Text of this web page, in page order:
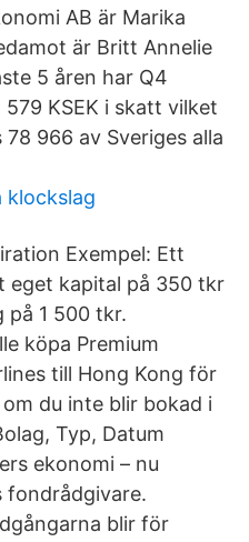
AB är Marika
är Britt Annelie
5 åren har Q4
KSEK i skatt vilket
966 av Sveriges alla
klockslag
Exempel: Ett
eget kapital på 350 tkr
på 1 500 tkr.
köpa Premium
till Hong Kong för
du inte blir bokad i
Typ, Datum
ekonomi – nu
fondrådgivare.
blir för